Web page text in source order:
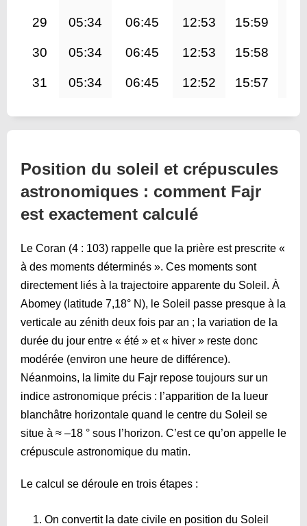
29 05:34 06:45 12:53 15:59
30 05:34 06:45 12:53 15:58
31 05:34 06:45 12:52 15:57
Position du soleil et crépuscules
astronomiques : comment Fajr
est exactement calculé
Le Coran (4 : 103) rappelle que la prière est prescrite «
à des moments déterminés ». Ces moments sont
directement liés à la trajectoire apparente du Soleil. À
Abomey (latitude 7,18° N), le Soleil passe presque à la
verticale au zénith deux fois par an ; la variation de la
durée du jour entre « été » et « hiver » reste donc
modérée (environ une heure de différence).
Néanmoins, la limite du Fajr repose toujours sur un
indice astronomique précis : l’apparition de la lueur
blanchâtre horizontale quand le centre du Soleil se
situe à ≈ –18 ° sous l’horizon. C’est ce qu’on appelle le
crépuscule astronomique du matin.
Le calcul se déroule en trois étapes :
On convertit la date civile en position du Soleil